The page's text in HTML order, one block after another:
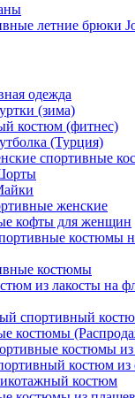
летние брюки
одежда
(зима)
костюм (фитнес)
(Турция)
спортивные
женские
кофты для женщин
костюмы
костюмы
из лакосты на
спортивный
костюмы
костюмы
костюм из
костюм